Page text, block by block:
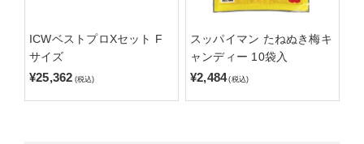
ICWベストプロXセット F
サイズ
¥25,362 (税込)
スッパイマン たねぬき梅キ
ャンディー 10袋入
¥2,484 (税込)